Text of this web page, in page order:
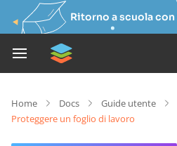
Ritorno a scuola con
Home Docs Guide utente
Proteggere un foglio di lavoro